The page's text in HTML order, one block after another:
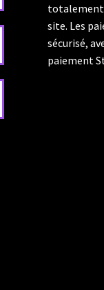
totalement
site. Les
sécurisé,
paiement